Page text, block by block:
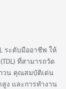
ระดับมืออาชีพ ให้
ที่สามารถวัด
วน คุณสมบัติเด่น
สูง และการทำงาน